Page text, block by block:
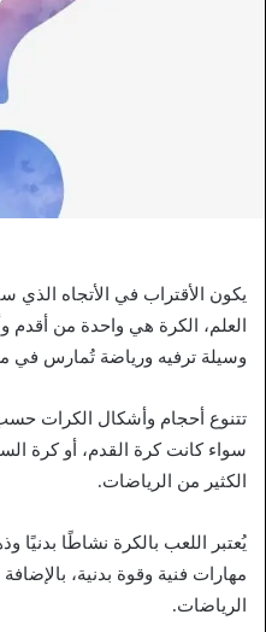
يكون الأقتراب في الأتجاه
العلم، الكرة هي واحدة من أقدم
وسيلة ترفيه ورياضة تُمارس في
تتنوع أحجام وأشكال الكرات
سواء كانت كرة القدم، أو كرة
الكثير من الرياضات.
يُعتبر اللعب بالكرة نشاطًا بدنيًا
مهارات فنية وقوة بدنية،
الرياضات.